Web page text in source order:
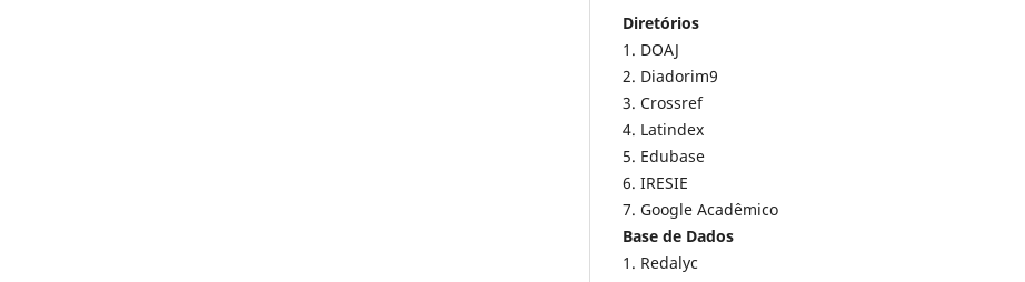
Diretórios
1. DOAJ
2. Diadorim9
3. Crossref
4. Latindex
5. Edubase
6. IRESIE
7. Google Acadêmico
Base de Dados
1. Redalyc